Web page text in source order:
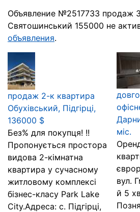
Объявление №2517733 продаж
Святошинський 155000 не
объявления.
продаж 2-к квартира
Обухівський, Підгірці,
136000 $
Без% для покупця! !!
Пропонується простора
видова 2-кімнатна
квартира у сучасному
житловому комплексі
бізнес-класу Park Lake
City.Адреса: с. Підгірці,
міс.
вул.
й 5